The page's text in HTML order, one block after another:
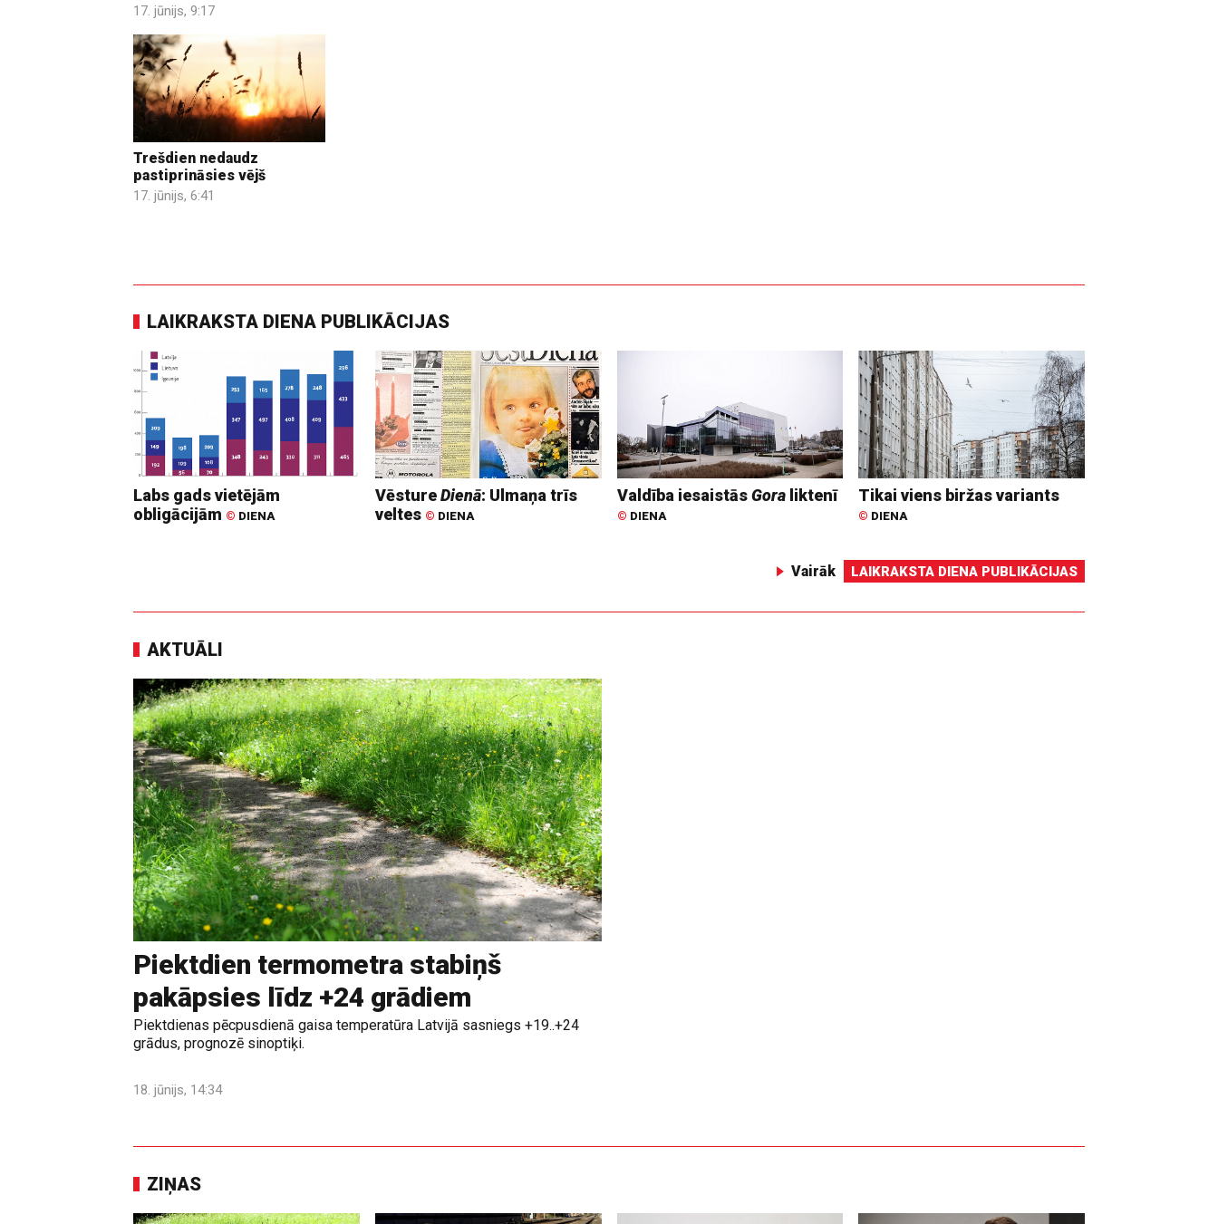
17. jūnijs, 9:17
Trešdien nedaudz
pastiprināsies vējš
17. jūnijs, 6:41
LAIKRAKSTA DIENA PUBLIKĀCIJAS
Labs gads vietējām
obligācijām © DIENA
VēstureDienā: Ulmaņa trīs
veltes © DIENA
Valdība iesaistāsGoraliktenī
© DIENA
Tikai viens biržas variants
© DIENA
Vairāk LAIKRAKSTA DIENA PUBLIKĀCIJAS
AKTUĀLI
Piektdien termometra stabiņš
pakāpsies līdz +24 grādiem
Piektdienas pēcpusdienā gaisa temperatūra Latvijā sasniegs +19..+24
grādus, prognozē sinoptiķi.
18. jūnijs, 14:34
ZIŅAS